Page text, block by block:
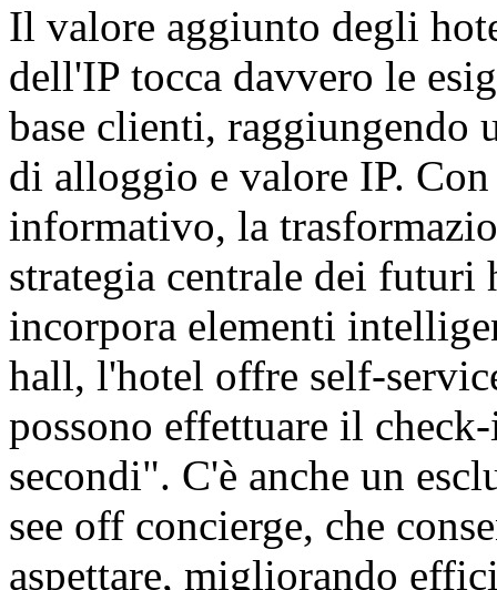
Il valore aggiunto degli
dell'IP tocca davvero le
base clienti, raggiungendo
di alloggio e valore IP.
informativo, la
strategia centrale dei
incorpora elementi
hall, l'hotel offre self-
possono effettuare il
secondi". C'è anche un
see off concierge, che
aspettare, migliorando